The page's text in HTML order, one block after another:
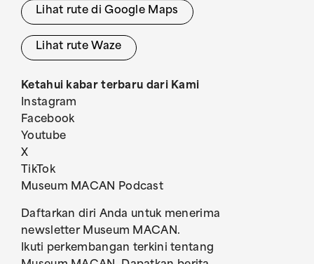
Lihat rute di Google Maps
Lihat rute Waze
Ketahui kabar terbaru dari Kami
Instagram
Facebook
Youtube
X
TikTok
Museum MACAN Podcast
Daftarkan diri Anda untuk menerima
newsletter Museum MACAN.
Ikuti perkembangan terkini tentang